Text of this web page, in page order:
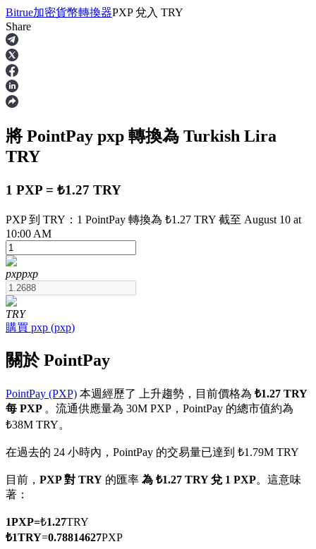
合約
USDT永續
多種以USDT結算的永續合約
幣本位永續
以數字貨幣為保證金的永續合約
TradFi
Bitrue加密貨幣轉換器PXP 兌入 TRY
Share
將 PointPay pxp 轉換為 Turkish Lira
TRY
1 PXP = ₺1.27 TRY
PXP 到 TRY：1 PointPay 轉換為 ₺1.27 TRY 截至 August 10 at
10:00 AM
pxppxp
TRY
購買 pxp (pxp)
關於 PointPay
PointPay (PXP) 本週經歷了 上升趨勢，目前價格為 ₺1.27 TRY
每 PXP 。流通供應量為 30M PXP，PointPay 的總市值約為
₺38M TRY。
在過去的 24 小時內，PointPay 的交易量已達到 ₺1.79M TRY
目前， PXP 對 TRY 的匯率 為 ₺1.27 TRY 兌 1 PXP。這意味
著：
1PXP=₺1.27TRY
₺1TRY=0.78814627PXP